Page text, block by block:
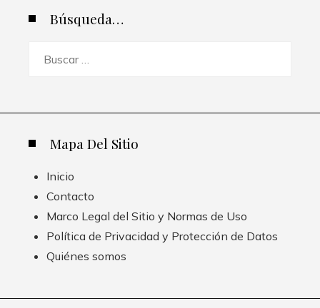
Búsqueda…
Mapa Del Sitio
Inicio
Contacto
Marco Legal del Sitio y Normas de Uso
Política de Privacidad y Protección de Datos
Quiénes somos